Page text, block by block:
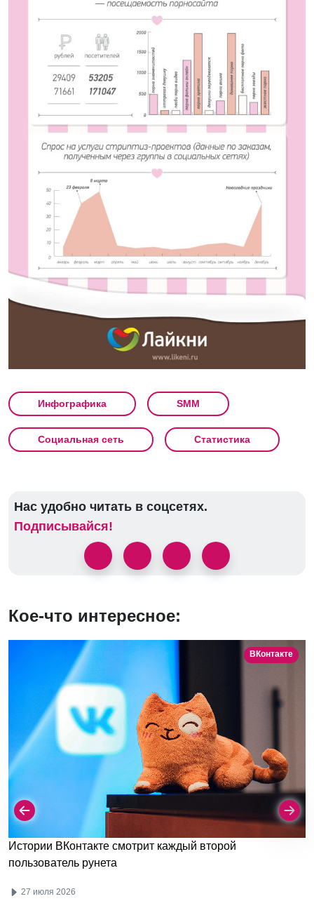
Инфографика SMM
Социальная сеть Статистика
Нас удобно читать в соцсетях.
Подписывайся!
Кое-что интересное:
ВКонтакте
Истории ВКонтакте смотрит каждый второй
пользователь рунета
27 июля 2026